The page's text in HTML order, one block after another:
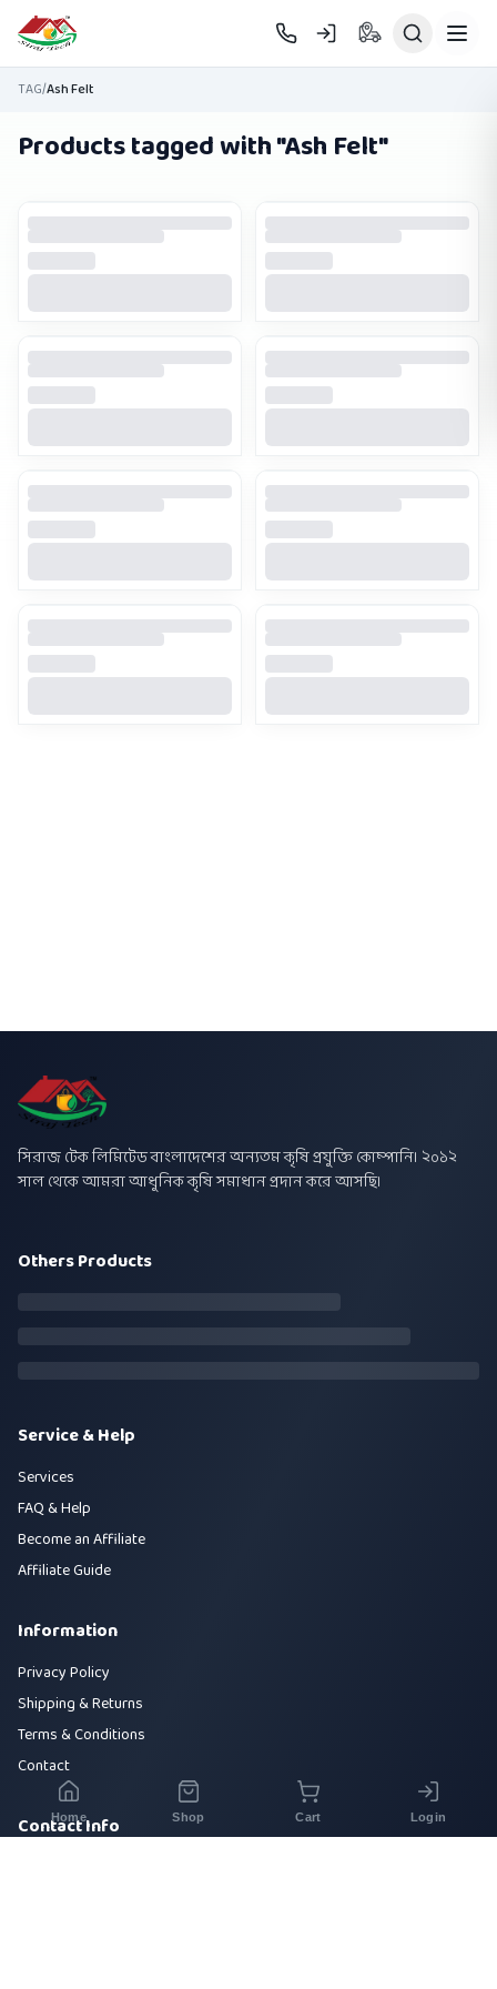
Skip to main content
TAG/Ash Felt
Products tagged with "Ash Felt"
সিরাজ টেক লিমিটেড বাংলাদেশের অন্যতম কৃষি প্রযুক্তি কোম্পানি। ২০১২
সাল থেকে আমরা আধুনিক কৃষি সমাধান প্রদান করে আসছি।
Others Products
Service & Help
Services
FAQ & Help
Become an Affiliate
Affiliate Guide
Information
Privacy Policy
Shipping & Returns
Terms & Conditions
Contact
Contact Info
Home Shop Cart Login